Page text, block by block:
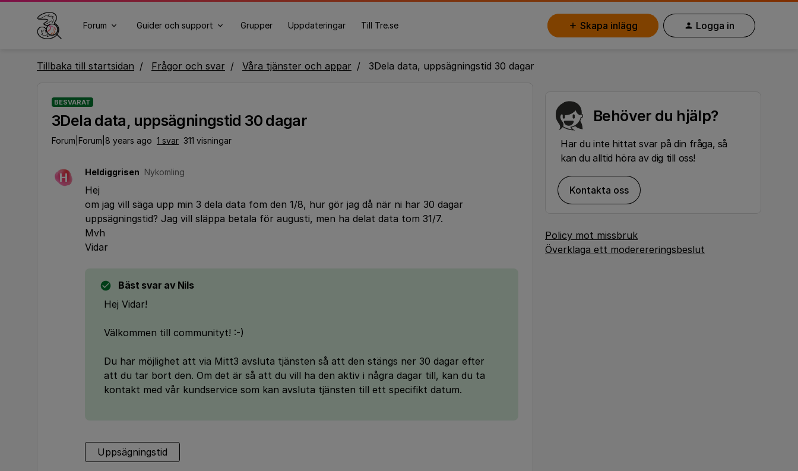
Forum Guider och support Grupper Uppdateringar Till Tre.se Skapa inlägg Logga in
Tillbaka till startsidan Frågor och svar Våra tjänster och appar 3Dela data, uppsägningstid 30 dagar
BESVARAT
3Dela data, uppsägningstid 30 dagar
Forum|Forum|8 years ago 1 svar 311 visningar
H Heldiggrisen Nykomling
Hej
om jag vill säga upp min 3 dela data fom den 1/8, hur gör jag då när ni har 30 dagar
uppsägningstid? Jag vill släppa betala för augusti, men ha delat data tom 31/7.
Mvh
Vidar
Bäst svar av Nils
Hej Vidar!
Välkommen till communityt! :-)
Du har möjlighet att via Mitt3 avsluta tjänsten så att den stängs ner 30 dagar efter
att du tar bort den. Om det är så att du vill ha den aktiv i några dagar till, kan du ta
kontakt med vår kundservice som kan avsluta tjänsten till ett specifikt datum.
Uppsägningstid
Behöver du hjälp?
Har du inte hittat svar på din fråga, så
kan du alltid höra av dig till oss!
Kontakta oss
Policy mot missbruk
Överklaga ett moderereringsbeslut